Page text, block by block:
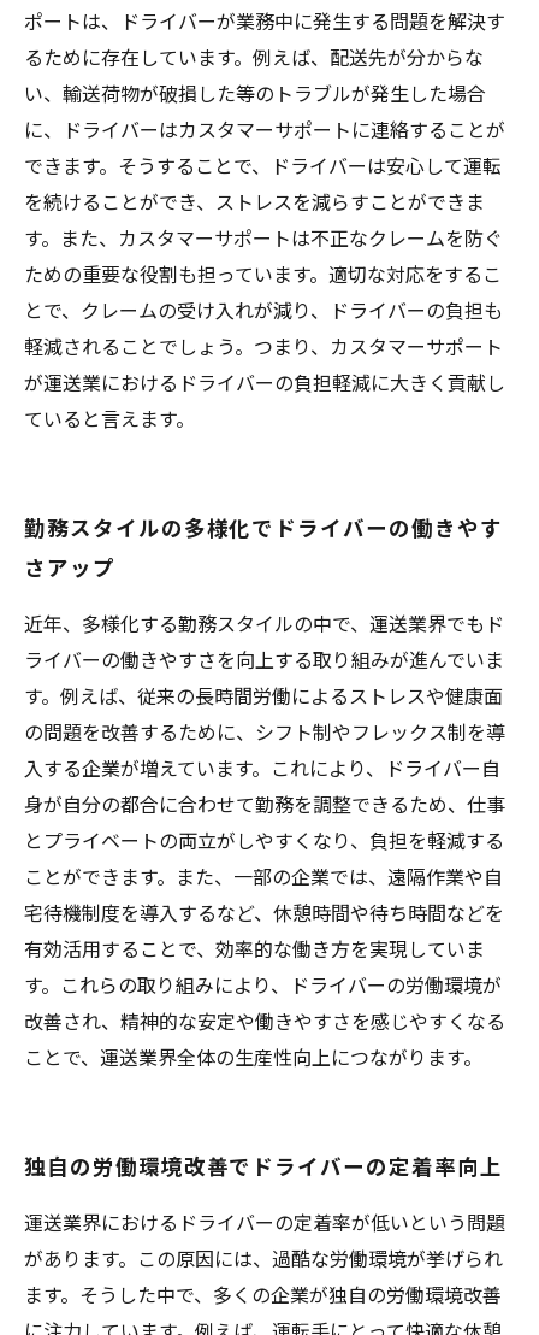
ポートは、ドライバーが業務中に発生する問題を解決す
るために存在しています。例えば、配送先が分からな
い、輸送荷物が破損した等のトラブルが発生した場合
に、ドライバーはカスタマーサポートに連絡することが
できます。そうすることで、ドライバーは安心して運転
を続けることができ、ストレスを減らすことができま
す。また、カスタマーサポートは不正なクレームを防ぐ
ための重要な役割も担っています。適切な対応をするこ
とで、クレームの受け入れが減り、ドライバーの負担も
軽減されることでしょう。つまり、カスタマーサポート
が運送業におけるドライバーの負担軽減に大きく貢献し
ていると言えます。
勤務スタイルの多様化でドライバーの働きやす
さアップ
近年、多様化する勤務スタイルの中で、運送業界でもド
ライバーの働きやすさを向上する取り組みが進んでいま
す。例えば、従来の長時間労働によるストレスや健康面
の問題を改善するために、シフト制やフレックス制を導
入する企業が増えています。これにより、ドライバー自
身が自分の都合に合わせて勤務を調整できるため、仕事
とプライベートの両立がしやすくなり、負担を軽減する
ことができます。また、一部の企業では、遠隔作業や自
宅待機制度を導入するなど、休憩時間や待ち時間などを
有効活用することで、効率的な働き方を実現していま
す。これらの取り組みにより、ドライバーの労働環境が
改善され、精神的な安定や働きやすさを感じやすくなる
ことで、運送業界全体の生産性向上につながります。
独自の労働環境改善でドライバーの定着率向上
運送業界におけるドライバーの定着率が低いという問題
があります。この原因には、過酷な労働環境が挙げられ
ます。そうした中で、多くの企業が独自の労働環境改善